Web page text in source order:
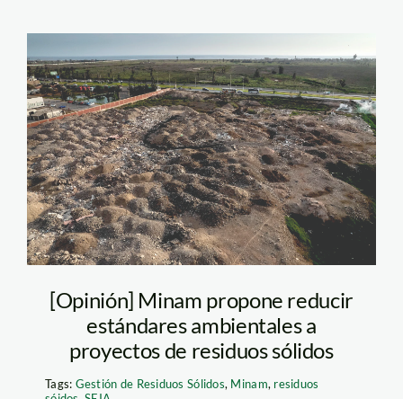
pantanos-de-villa-
spda
[Opinión] Minam propone reducir
estándares ambientales a
proyectos de residuos sólidos
Tags: Gestión de Residuos Sólidos, Minam, residuos